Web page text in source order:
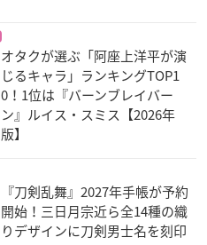
オタクが選ぶ「阿座上洋平が演
じるキャラ」ランキングTOP1
0！1位は『バーンブレイバー
ン』ルイス・スミス【2026年
版】
『刀剣乱舞』2027年手帳が予約
開始！三日月宗近ら全14種の織
りデザインに刀剣男士名を刻印